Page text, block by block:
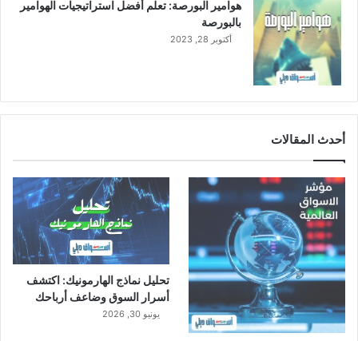
هوامير البورصة: تعلم أفضل استراتيجيات الهوامير
بالبورصة
أكتوبر 28, 2023
أحدث المقالات
تحليل نماذج الهارمونيك: اكتشف
أسرار السوق وضاعف أرباحك
يونيو 30, 2026